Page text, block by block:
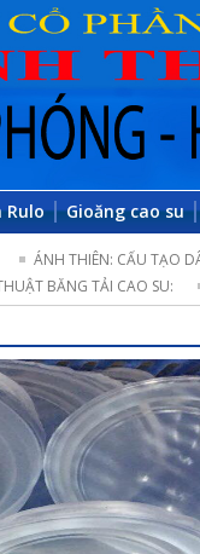
Rulo Gioăng cao su
ÁNH THIÊN: CẤU TẠO
BĂNG TẢI CAO SU: